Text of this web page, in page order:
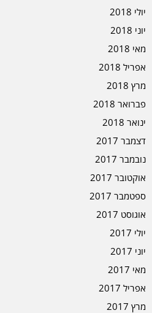
יולי 2018
יוני 2018
מאי 2018
אפריל 2018
מרץ 2018
פברואר 2018
ינואר 2018
דצמבר 2017
נובמבר 2017
אוקטובר 2017
ספטמבר 2017
אוגוסט 2017
יולי 2017
יוני 2017
מאי 2017
אפריל 2017
מרץ 2017